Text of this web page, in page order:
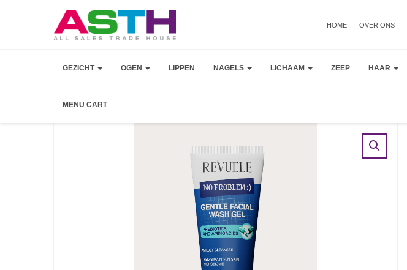
HOME OVER ONS
GEZICHT OGEN LIPPEN NAGELS LICHAAM ZEEP HAAR
MENU CART